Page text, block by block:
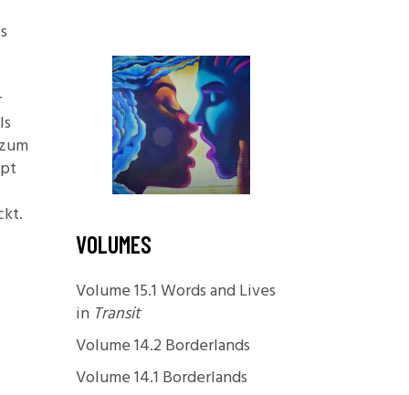
Media and Internet
Periodicals
VOLUMES
Volume 15.1 Words and Lives
in Transit
Volume 14.2 Borderlands
Volume 14.1 Borderlands